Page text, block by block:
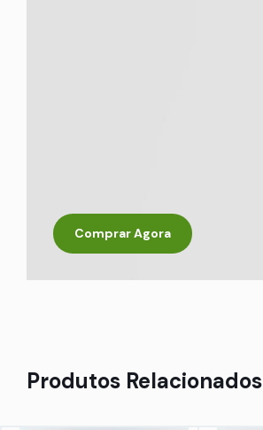
Comprar Agora
Produtos Relacionados